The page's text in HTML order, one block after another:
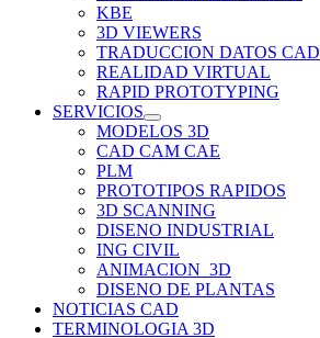
KBE
3D VIEWERS
TRADUCCION DATOS CAD
REALIDAD VIRTUAL
RAPID PROTOTYPING
SERVICIOS
MODELOS 3D
CAD CAM CAE
PLM
PROTOTIPOS RAPIDOS
3D SCANNING
DISENO INDUSTRIAL
ING CIVIL
ANIMACION_3D
DISENO DE PLANTAS
NOTICIAS CAD
TERMINOLOGIA 3D